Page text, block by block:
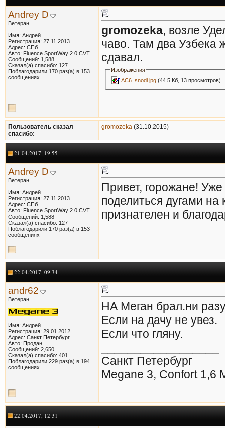
Andrey D
Ветеран
Имя: Андрей
Регистрация: 27.11.2013
Адрес: СПб
Авто: Fluence SportWay 2.0 CVT
Сообщений: 1,588
Сказал(а) спасибо: 127
Поблагодарили 170 раз(а) в 153
сообщениях
gromozeka, возле
чаво. Там два Узбека
сдавал.
Изображения
AC6_snodi.jpg (44.5 Кб, 13 просмотров)
Пользователь сказал
cпасибо:
gromozeka (31.10.2015)
21.04.2017, 19:55
Andrey D
Ветеран
Имя: Андрей
Регистрация: 27.11.2013
Адрес: СПб
Авто: Fluence SportWay 2.0 CVT
Сообщений: 1,588
Сказал(а) спасибо: 127
Поблагодарили 170 раз(а) в 153
сообщениях
Привет, горожане!
поделиться дугами
признателен и
22.04.2017, 09:34
andr62
Ветеран
Имя: Андрей
Регистрация: 29.01.2012
Адрес: Санкт Петербург
Авто: Продан.
Сообщений: 2,650
Сказал(а) спасибо: 401
Поблагодарили 229 раз(а) в 194
сообщениях
НА Меган брал.ни
Если на дачу не увез.
Если что гляну.
Санкт Петербург
Megane 3, Confort
22.04.2017, 12:31